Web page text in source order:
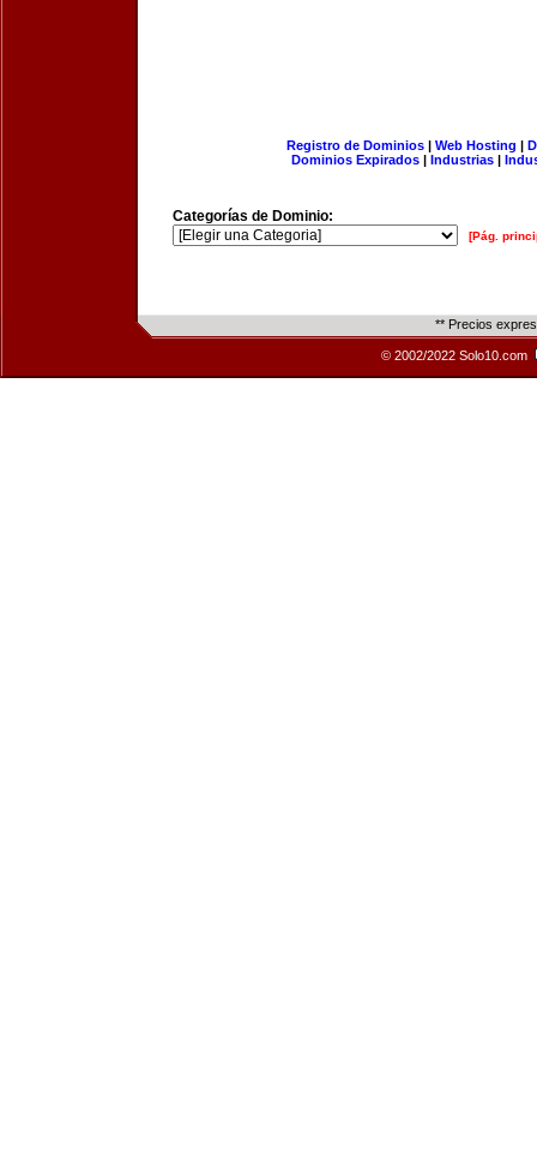
Registro de Dominios| Web Hosting |
Dominios Expirados | Industrias |
Categorías de Dominio:
[Pág.
** Precios
© 2002/2022 Solo10.com